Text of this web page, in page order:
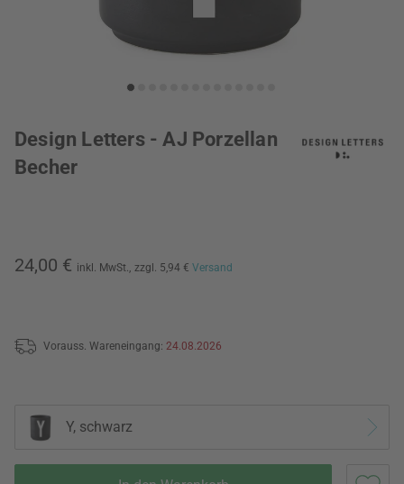
Design Letters - AJ Porzellan
Becher
24,00 € inkl. MwSt., zzgl. 5,94 € Versand
Vorauss. Wareneingang: 24.08.2026
Y, schwarz